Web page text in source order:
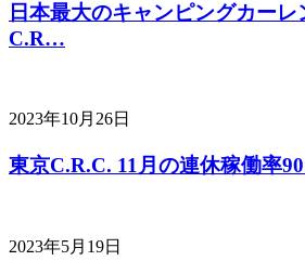
日本最大のキャンピングカー
C.R…
2023年10月26日
東京C.R.C. 11月の連休稼働率
2023年5月19日